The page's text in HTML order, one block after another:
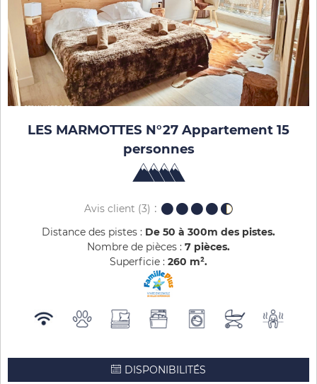
LES MARMOTTES N°27 Appartement 15
personnes
Avis client (3)
Distance des pistes : De 50 à 300m des pistes
Nombre de pièces : 7 pièces
Superficie : 260 m²
DISPONIBILITÉS